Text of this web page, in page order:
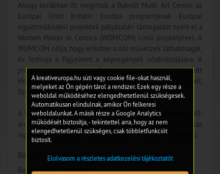
Ahogy korábban itt megírtuk, a Bakelit Multi Art Center az
Európai Unió Kreatív Európa programjának Európai
együttműködési projektek pályázatán támogatást nyert el a
Women Power in Comics (WOMCOM) című projektjével. A
WOMCOM célja, hogy erősítse a női művészek láthatóságát,
és felhívja a figyelmet a képregények nőábrázolására. A
projekt keretében a Bakelit 12 művészt fogadott
Horvátországból, Görögországból, Montenegróból,
Szerbiából, Szlovéniából és Magyarországról.
A WOMCOM projekt záró kiállítását 2023. szeptember 30-
án nyitották meg a PesText Fesztivál keretében. A kiállítás
ingyenesen tekinthető meg a Bakelit Multi Art Centerben.
Bővebb információ:
Bakelit Multi Art Center;
A kreativeuropa.hu süti vagy cookie file-okat használ,
melyeket az Ön gépén tárol a rendszer. Ezek egy része a
weboldal működéséhez elengedhetetlenül szükségesek.
Automatikusan elindulnak, amikor Ön felkeresi
weboldalunkat. A másik része a Google Analytics
működését biztosítja, - tekintettel arra, hogy az nem
elengedhetetlenül szükséges, csak többletfunkciót
biztosít.
Elolvasom a részletes adatkezelési tájékoztatót